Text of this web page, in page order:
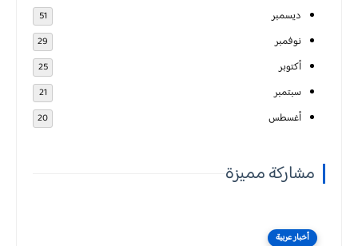
ديسمبر 51
نوفمبر 29
أكتوبر 25
سبتمبر 21
أغسطس 20
مشاركة مميزة
أخبار عربية